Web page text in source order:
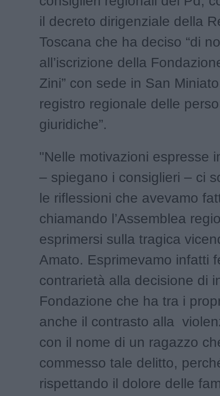
il decreto dirigenziale della
Toscana che ha deciso “di
all’iscrizione della
Zini” con sede in San
registro regionale delle
giuridiche”.
"Nelle motivazioni espresse
– spiegano i consiglieri – ci
le riflessioni che avevamo
chiamando l’Assemblea
esprimersi sulla tragica
Amato. Esprimevamo infatti
contrarietà alla decisione di
Fondazione che ha tra i
anche il contrasto alla
con il nome di un ragazzo
commesso tale delitto,
rispettando il dolore delle